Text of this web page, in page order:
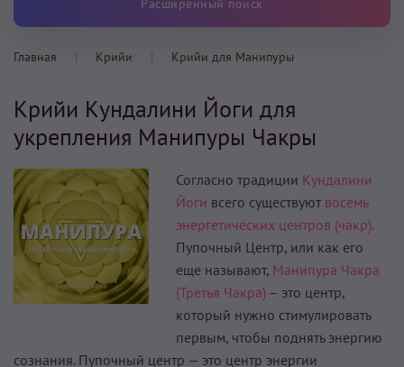
Расширенный поиск
Главная Крийи Крийи для Манипуры
Крийи Кундалини Йоги для
укрепления Манипуры Чакры
Согласно традиции Кундалини
Йоги всего существуют восемь
энергетических центров (чакр).
Пупочный Центр, или как его
еще называют, Манипура Чакра
(Третья Чакра) – это центр,
который нужно стимулировать
первым, чтобы поднять энергию
сознания. Пупочный центр — это центр энергии